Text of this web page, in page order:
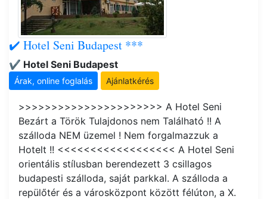
✔️ Hotel Seni Budapest ***
✔️ Hotel Seni Budapest
Árak, online foglalás Ajánlatkérés
>>>>>>>>>>>>>>>>>>>>>> A Hotel Seni
Bezárt a Török Tulajdonos nem Található !! A
szálloda NEM üzemel ! Nem forgalmazzuk a
Hotelt !! <<<<<<<<<<<<<<<<<< A Hotel Seni
orientális stílusban berendezett 3 csillagos
budapesti szálloda, saját parkkal. A szálloda a
repülőtér és a városközpont között félúton, a X.